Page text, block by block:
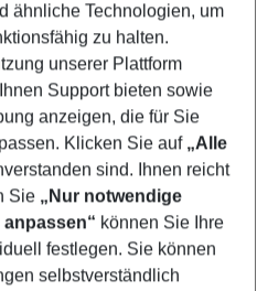
8 nights
filter
ähnliche Technologien, um
zu halten.
unserer Plattform
Support bieten sowie
anzeigen, die für Sie
Klicken Sie auf „Alle
sind. Ihnen reicht
Sie „Nur notwendige
anpassen“ können Sie Ihre
festlegen. Sie können
selbstverständlich